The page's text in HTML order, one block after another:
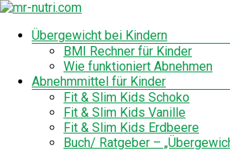
Zum
springen
mr-
nutri.com
Menü
Übergewicht bei Kindern
BMI Rechner für Kinder
Wie funktioniert Abnehmen
Abnehmmittel für Kinder
Fit & Slim Kids Schoko
Fit & Slim Kids Vanille
Fit & Slim Kids Erdbeere
Buch/ Ratgeber –